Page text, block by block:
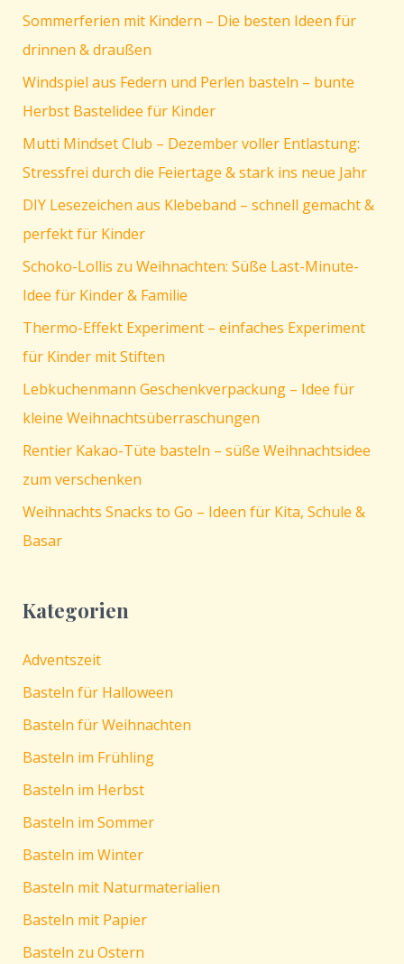
Sommerferien mit Kindern – Die besten Ideen für
drinnen & draußen
Windspiel aus Federn und Perlen basteln – bunte
Herbst Bastelidee für Kinder
Mutti Mindset Club – Dezember voller Entlastung:
Stressfrei durch die Feiertage & stark ins neue Jahr
DIY Lesezeichen aus Klebeband – schnell gemacht &
perfekt für Kinder
Schoko-Lollis zu Weihnachten: Süße Last-Minute-
Idee für Kinder & Familie
Thermo-Effekt Experiment – einfaches Experiment
für Kinder mit Stiften
Lebkuchenmann Geschenkverpackung – Idee für
kleine Weihnachtsüberraschungen
Rentier Kakao-Tüte basteln – süße Weihnachtsidee
zum verschenken
Weihnachts Snacks to Go – Ideen für Kita, Schule &
Basar
Kategorien
Adventszeit
Basteln für Halloween
Basteln für Weihnachten
Basteln im Frühling
Basteln im Herbst
Basteln im Sommer
Basteln im Winter
Basteln mit Naturmaterialien
Basteln mit Papier
Basteln zu Ostern